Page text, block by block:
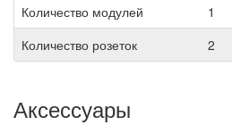
Количество модулей
1
Количество розеток
2
Аксессуары